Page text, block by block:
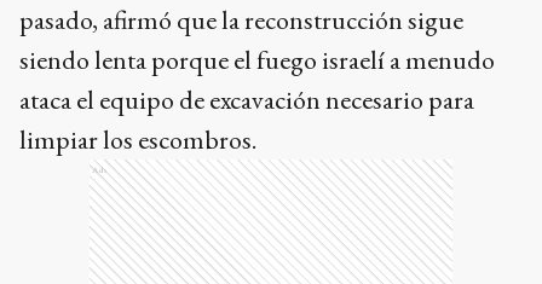
pasado, afirmó que la reconstrucción sigue
siendo lenta porque el fuego israelí a menudo
ataca el equipo de excavación necesario para
limpiar los escombros.
Ads